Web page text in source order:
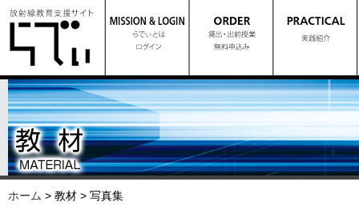
ホーム > 教材 > 写真集